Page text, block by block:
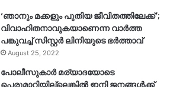
‘ഞാനും മക്കളും പുതിയ ജീവിതത്തിലേക്ക്’;
വിവാഹിതനാവുകയാണെന്ന വാർത്ത
പങ്കുവച്ച് സിസ്റ്റർ ലിനിയുടെ ഭർത്താവ്
August 25, 2022
പോലീസുകാര്‍ മര്യാദയോടെ
പെരുമാറിയില്ലെങ്കില്‍ ഇനി ജനങ്ങള്‍ക്ക്